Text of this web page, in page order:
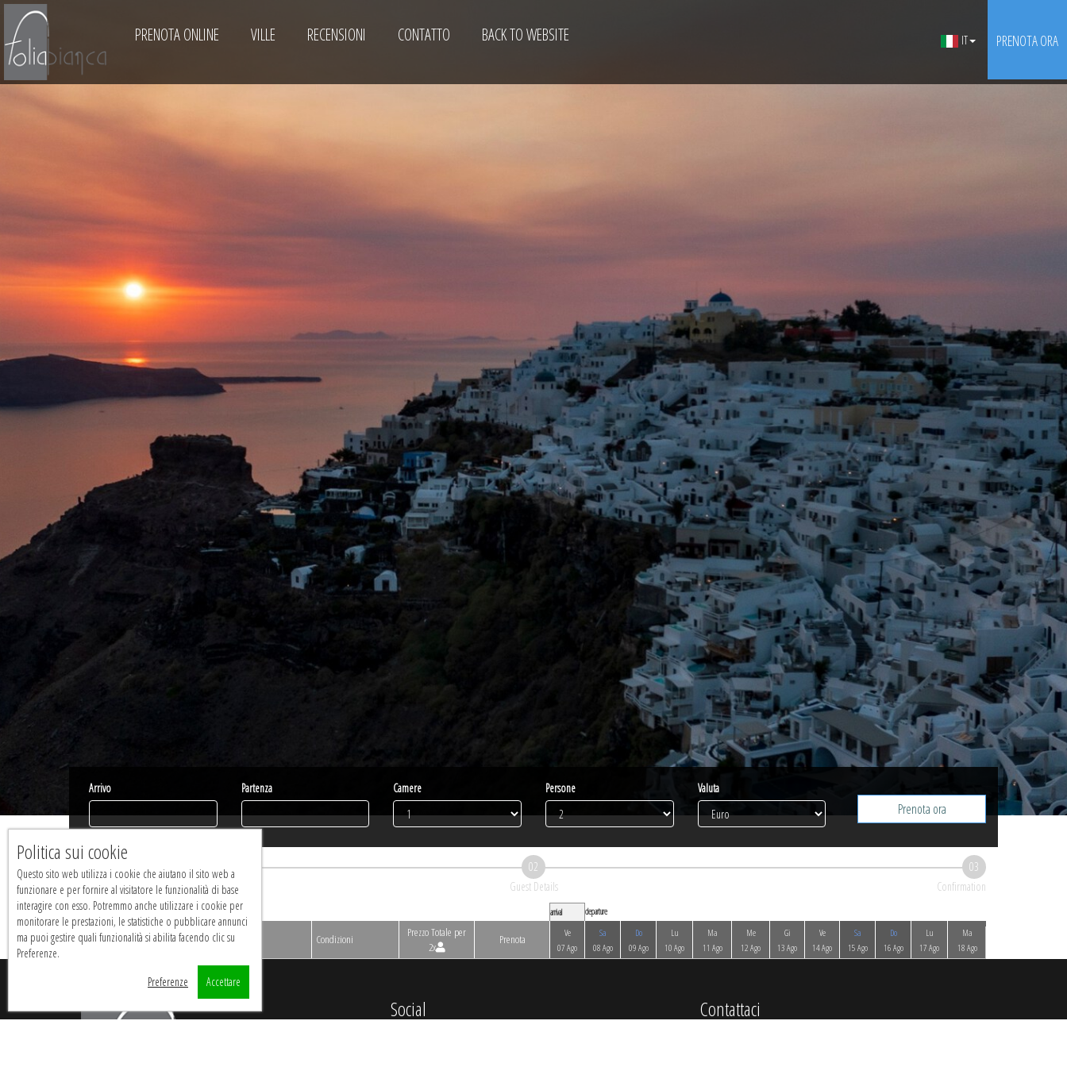
PRENOTA ONLINE VILLE RECENSIONI CONTATTO BACK TO WEBSITE IT PRENOTA ORA
Arrivo Partenza Camere Persone Valuta
Prenota ora
01
Availability Results
02
Guest Details
03
Confirmation
arrival departure
{{roomTypeName}} Condizioni
Prezzo Totale per
2x
Prenota
Ve
07 Ago
Sa
08 Ago
Do
09 Ago
Lu
10 Ago
Ma
11 Ago
Me
12 Ago
Gi
13 Ago
Ve
14 Ago
Sa
15 Ago
Do
16 Ago
Lu
17 Ago
Ma
18 Ago
Social Contattaci
Politica sui cookie
Questo sito web utilizza i cookie che aiutano il sito web a
funzionare e per fornire al visitatore le funzionalità di base
interagire con esso. Potremmo anche utilizzare i cookie per
monitorare le prestazioni, le statistiche o pubblicare annunci
ma puoi gestire quali funzionalità si abilita facendo clic su
Preferenze.
Preferenze
Accettare